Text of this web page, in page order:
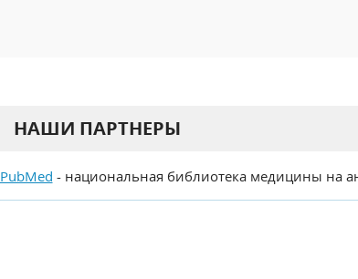
НАШИ ПАРТНЕРЫ
PubMed - национальная библиотека медицины на